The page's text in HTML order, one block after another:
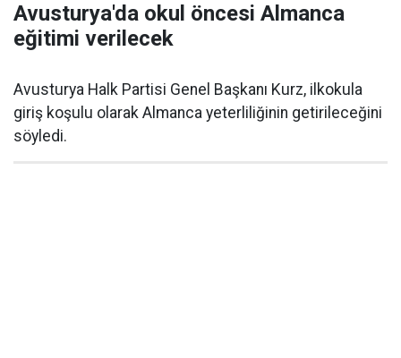
Avusturya'da okul öncesi Almanca
eğitimi verilecek
Avusturya Halk Partisi Genel Başkanı Kurz, ilkokula
giriş koşulu olarak Almanca yeterliliğinin getirileceğini
söyledi.